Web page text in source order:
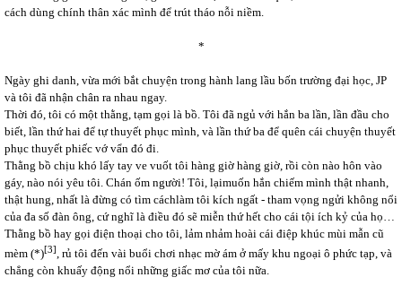
cách dùng chính thân xác mình để trút tháo nỗi niềm.
*
Ngày ghi danh, vừa mới bắt chuyện trong hành lang lầu bốn trường đại học, JP
và tôi đã nhận chân ra nhau ngay.
Thời đó, tôi có một thằng, tạm gọi là bồ. Tôi đã ngủ với hắn ba lần, lần đầu cho
biết, lần thứ hai để tự thuyết phục mình, và lần thứ ba để quên cái chuyện thuyết
phục thuyết phiếc vớ vẩn đó đi.
Thằng bồ chịu khó lấy tay ve vuốt tôi hàng giờ hàng giờ, rồi còn nào hôn vào
gáy, nào nói yêu tôi. Chán ốm người! Tôi, lạimuốn hắn chiếm mình thật nhanh,
thật hung, nhất là đừng có tìm cáchlàm tôi kích ngất - tham vọng ngửi không nổi
của đa số đàn ông, cứ nghĩ là điều đó sẽ miễn thứ hết cho cái tội ích kỷ của họ…
Thằng bồ hay gọi điện thoại cho tôi, lảm nhảm hoài cái điệp khúc mùi mẫn cũ
mèm (*)[3], rủ tôi đến vài buổi chơi nhạc mờ ám ở mấy khu ngoại ô phức tạp, và
chẳng còn khuấy động nổi những giấc mơ của tôi nữa.